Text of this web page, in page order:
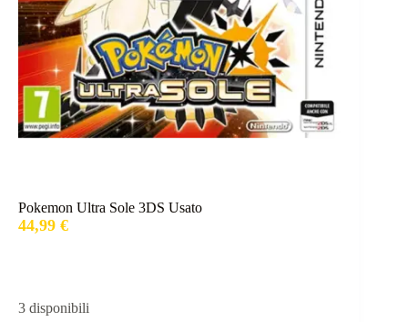
Pokemon Ultra Sole 3DS Usato
44,99 €
3 disponibili